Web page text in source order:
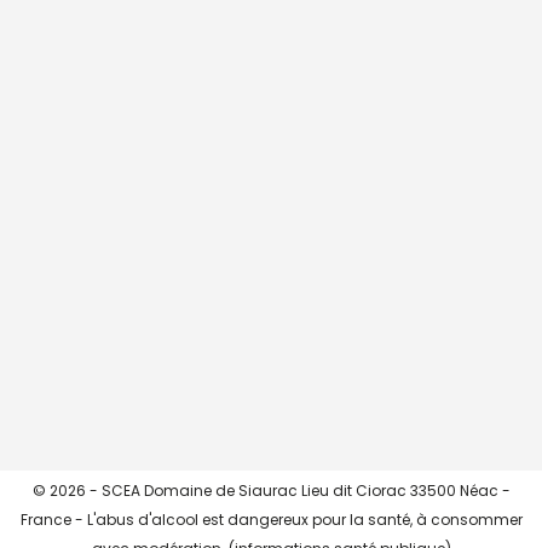
© 2026 - SCEA Domaine de Siaurac Lieu dit Ciorac 33500 Néac -
France - L'abus d'alcool est dangereux pour la santé, à consommer